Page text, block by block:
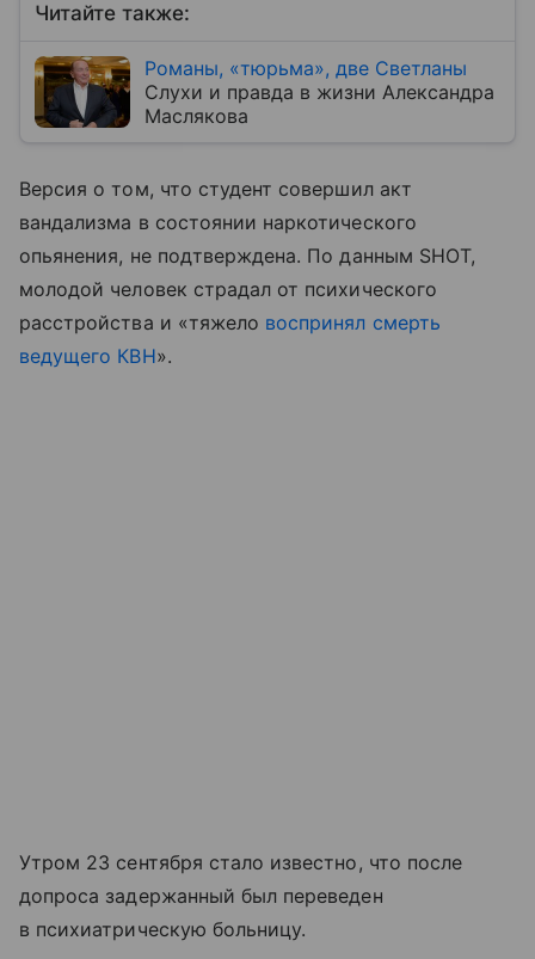
Читайте также:
Романы, «тюрьма», две Светланы
Слухи и правда в жизни Александра
Маслякова
Версия о том, что студент совершил акт
вандализма в состоянии наркотического
опьянения, не подтверждена. По данным SHOT,
молодой человек страдал от психического
расстройства и «тяжело воспринял смерть
ведущего КВН».
Утром 23 сентября стало известно, что после
допроса задержанный был переведен
в психиатрическую больницу.